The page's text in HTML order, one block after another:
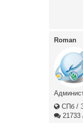
Roman
СПб /
21733